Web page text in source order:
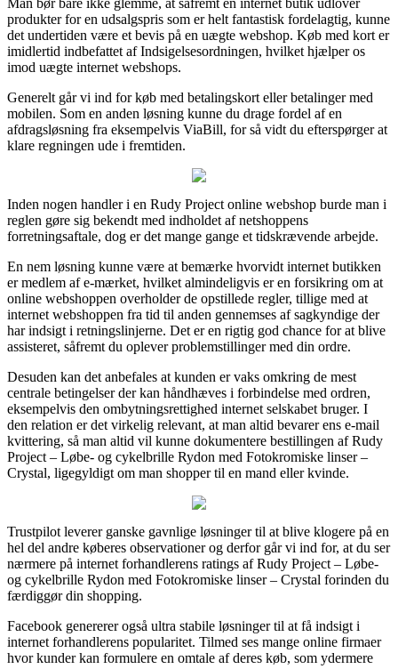
produkter for en udsalgspris som er helt fantastisk fordelagtig, kunne
det undertiden være et bevis på en uægte webshop. Køb med kort er
imidlertid indbefattet af Indsigelsesordningen, hvilket hjælper os
imod uægte internet webshops.
Generelt går vi ind for køb med betalingskort eller betalinger med
mobilen. Som en anden løsning kunne du drage fordel af en
afdragsløsning fra eksempelvis ViaBill, for så vidt du efterspørger at
klare regningen ude i fremtiden.
Inden nogen handler i en Rudy Project online webshop burde man i
reglen gøre sig bekendt med indholdet af netshoppens
forretningsaftale, dog er det mange gange et tidskrævende arbejde.
En nem løsning kunne være at bemærke hvorvidt internet butikken
er medlem af e-mærket, hvilket almindeligvis er en forsikring om at
online webshoppen overholder de opstillede regler, tillige med at
internet webshoppen fra tid til anden gennemses af sagkyndige der
har indsigt i retningslinjerne. Det er en rigtig god chance for at blive
assisteret, såfremt du oplever problemstillinger med din ordre.
Desuden kan det anbefales at kunden er vaks omkring de mest
centrale betingelser der kan håndhæves i forbindelse med ordren,
eksempelvis den ombytningsrettighed internet selskabet bruger. I
den relation er det virkelig relevant, at man altid bevarer ens e-mail
kvittering, så man altid vil kunne dokumentere bestillingen af Rudy
Project – Løbe- og cykelbrille Rydon med Fotokromiske linser –
Crystal, ligegyldigt om man shopper til en mand eller kvinde.
Trustpilot leverer ganske gavnlige løsninger til at blive klogere på en
hel del andre køberes observationer og derfor går vi ind for, at du ser
nærmere på internet forhandlerens ratings af Rudy Project – Løbe-
og cykelbrille Rydon med Fotokromiske linser – Crystal forinden du
færdiggør din shopping.
Facebook genererer også ultra stabile løsninger til at få indsigt i
internet forhandlerens popularitet. Tilmed ses mange online firmaer
hvor kunder kan formulere en omtale af deres køb, som ydermere